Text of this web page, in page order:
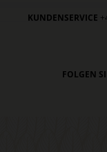
KUNDENSERVICE
FOLGEN